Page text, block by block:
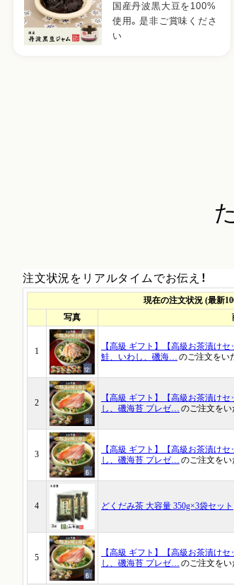
国産丹波黒大豆を100%
使用。是非ご賞味くださ
い
注文状況をリアルタイムでお伝え！